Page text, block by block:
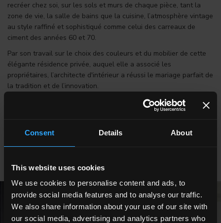
Consent Details About
This website uses cookies
We use cookies to personalise content and ads, to
provide social media features and to analyse our traffic.
We also share information about your use of our site with
our social media, advertising and analytics partners who
recréer chez soi, sur les sols et murs de chaque pièce, tant la
zone de vie, la salle de bains que la cuisine, l’atmosphère vintage
au style raffiné et sophistiqué comme celui des carreaux de
ciment des années 60 et 70.
Par son travail sur le choix des couleurs et du mobilier de cette
élégante résidence privée, auquel elle a associé les
propriétaires, l’architecte d'intérieur a réussi le mariage parfait de
la tradition et de l’innovation.
DÉCOUVRIR TOUS LES CARREAUX DE CIMENT
REVENDEUR EDILCOMMERCIO SRL